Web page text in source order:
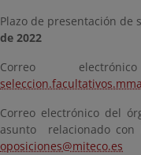
Plazo de presentación de
de 2022
Correo
Correo electrónico del
asunto relacionado con
oposiciones@miteco.es